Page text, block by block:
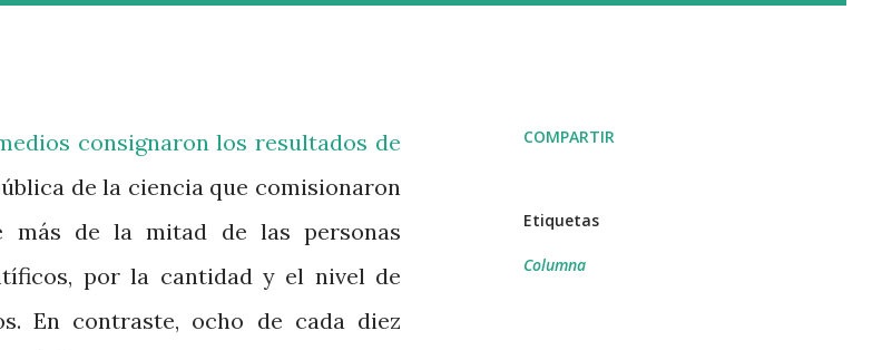
consignaron los resultados de
de la ciencia que comisionaron
más de la mitad de las personas
por la cantidad y el nivel de
En contraste, ocho de cada diez
COMPARTIR
Etiquetas
Columna